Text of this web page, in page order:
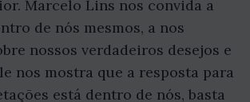
Marcelo Lins nos convida a
de nós mesmos, a nos
nossos verdadeiros desejos e
nos mostra que a resposta para
está dentro de nós, basta